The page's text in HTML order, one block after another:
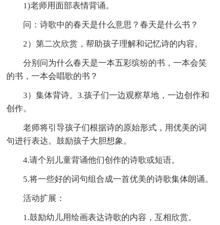
1)老师用面部表情背诵。
问：诗歌中的春天是什么意思？春天是什么书？
2）第二次欣赏，帮助孩子理解和记忆诗的内容。
分别问为什么春天是一本五彩缤纷的书，一本会笑
的书，一本会唱歌的书？
3）集体背诗。3.孩子们一边观察草地，一边创作和
创作。
老师将引导孩子们根据诗的原始形式，用优美的词
句进行表达。鼓励孩子大胆想象。
4.请个别儿童背诵他们创作的诗歌或短语。
5.将一些好的词句组合成一首优美的诗歌集体朗诵。
活动扩展：
1.鼓励幼儿用绘画表达诗歌的内容，互相欣赏。